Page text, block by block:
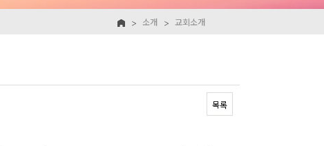
소개 교회소개
목록